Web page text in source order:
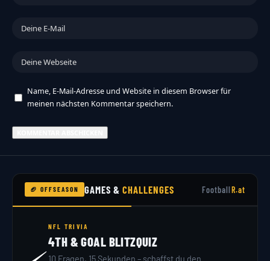
Name, E-Mail-Adresse und Website in diesem Browser für
meinen nächsten Kommentar speichern.
🏈 OFFSEASON GAMES &CHALLENGES FootballR.at
NFL TRIVIA
4TH & GOAL BLITZQUIZ